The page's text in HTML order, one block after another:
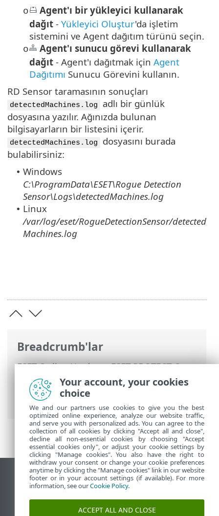
Breadcrumb'lar
ESET Online Yardım>ESET PROTECT On-
Prem> Başlayın>ESET Management
Agent Dağıtımı> RD Sensor'ı kullanarak
bilgisayar ekleme
o
Agent'ı bir yükleyici kullanarak
dağıt - Yükleyici Oluştur'da işletim
sistemini ve Agent dağıtım türünü seçin.
o
Agent'ı sunucu görevi kullanarak
dağıt - Agent'ı dağıtmak için Agent
Dağıtımı Sunucu Görevini kullanın.
RD Sensor taramasının sonuçları
detectedMachines.log
adlı bir günlük
dosyasına yazılır. Ağınızda bulunan
bilgisayarların bir listesini içerir.
detectedMachines.log
dosyasını burada
bulabilirsiniz:
• Windows
C:\ProgramData\ESET\Rogue Detection
Sensor\Logs\detectedMachines.log
• Linux
/var/log/eset/RogueDetectionSensor/detected
Machines.log
Masaüstü sitesini görüntüle
End of Life
ESET Bilgi Bankası
Your account, your cookies
choice
We and our partners use cookies to give you the best
optimized online experience, analyze our website traffic,
and serve you with personalized ads. You can agree to the
collection of all cookies by clicking "Accept all and close",
decline all non-essential cookies by choosing "Accept
essential cookies only", or adjust your cookie settings by
clicking "Manage cookies". You also have the right to
withdraw your consent or change your cookie preferences
anytime by clicking the "Manage cookies" link in our website
footer or in your account settings (if available). For more
information, see ourCookie Policy.
ACCEPT ALL AND CLOSE